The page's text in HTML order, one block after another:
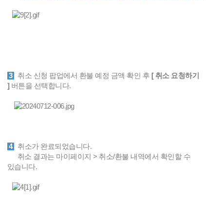
3 취소 신청 팝업에서 환불 예정 금액 확인 후 [ 취소 요청하기
] 버튼을 선택합니다.
4
취소가 완료되었습니다.
취소 결과는 마이페이지 > 취소/환불 내역에서 확인할 수
있습니다.